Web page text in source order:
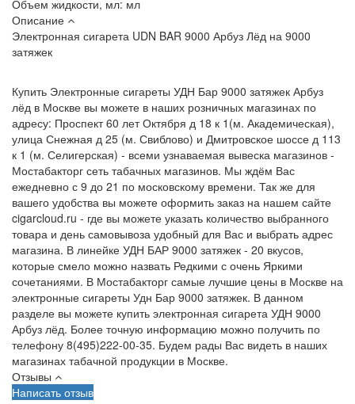
Объем жидкости, мл: мл
Описание
Электронная сигарета UDN BAR 9000 Арбуз Лёд на 9000
затяжек
Купить Электронные сигареты УДН Бар 9000 затяжек Арбуз
лёд в Москве вы можете в наших розничных магазинах по
адресу: Проспект 60 лет Октября д 18 к 1(м. Академическая),
улица Снежная д 25 (м. Свиблово) и Дмитровское шоссе д 113
к 1 (м. Селигерская) - всеми узнаваемая вывеска магазинов -
Мостабакторг сеть табачных магазинов. Мы ждём Вас
ежедневно с 9 до 21 по московскому времени. Так же для
вашего удобства вы можете оформить заказ на нашем сайте
cigarcloud.ru - где вы можете указать количество выбранного
товара и день самовывоза удобный для Вас и выбрать адрес
магазина. В линейке УДН БАР 9000 затяжек - 20 вкусов,
которые смело можно назвать Редкими с очень Яркими
сочетаниями. В Мостабакторг самые лучшие цены в Москве на
электронные сигареты Удн Бар 9000 затяжек. В данном
разделе вы можете купить электронная сигарета УДН 9000
Арбуз лёд. Более точную информацию можно получить по
телефону 8(495)222-00-35. Будем рады Вас видеть в наших
магазинах табачной продукции в Москве.
Отзывы
Написать отзыв